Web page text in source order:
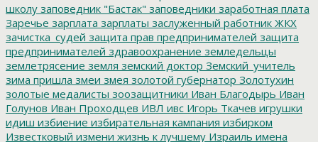
школу заповедник "Бастак" заповедники заработная плата
Заречье зарплата зарплаты заслуженный работник ЖКХ
зачистка_судей защита прав предпринимателей защита
предпринимателей здравоохранение земледельцы
землетрясение земля земский доктор Земский_учитель
зима пришла змеи змея золотой губернатор Золотухин
золотые медалисты зоозащитники Иван Благодырь Иван
Голунов Иван Проходцев ИВЛ ивс Игорь Ткачев игрушки
идиш избиение избирательная кампания избирком
Известковый измени жизнь к лучшему Израиль имена